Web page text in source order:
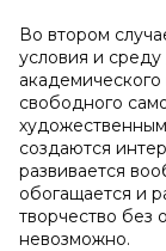
Во втором
условия и среду
свободного
создаются
развивается
обогащается и
творчество без
невозможно.